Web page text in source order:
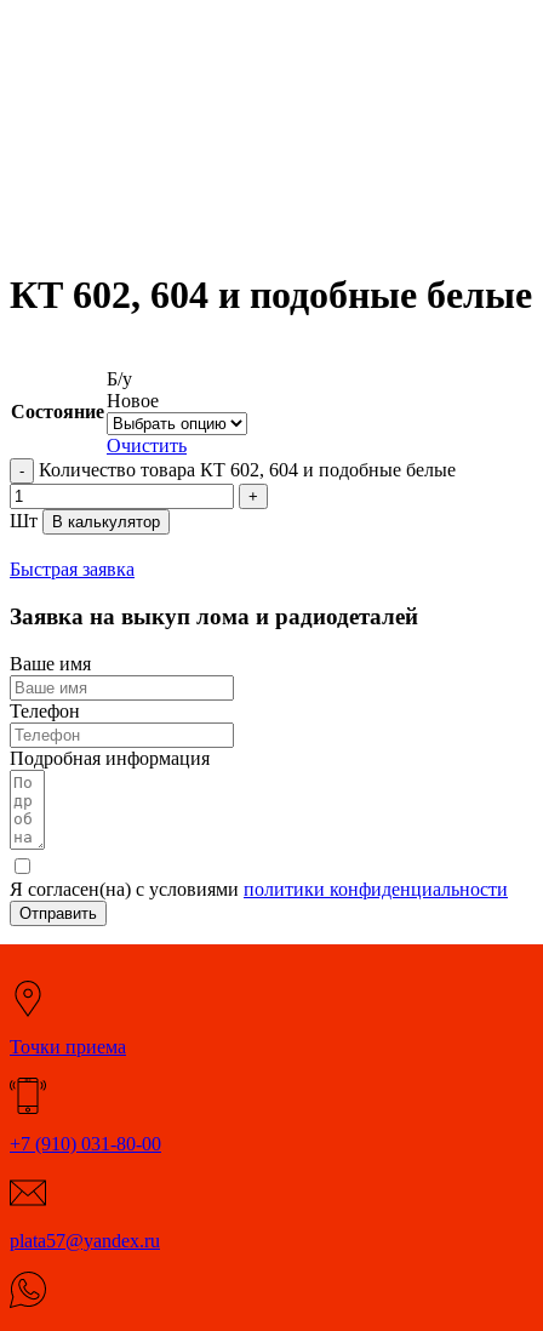
КТ 602, 604 и подобные белые
Состояние
Б/у
Новое
Очистить
Количество товара КТ 602, 604 и подобные белые
Шт В калькулятор
Быстрая заявка
Заявка на выкуп лома и радиодеталей
Ваше имя
Телефон
Подробная информация
Я согласен(на) с условиями политики конфиденциальности
Отправить
Точки приема
+7 (910) 031-80-00
plata57@yandex.ru